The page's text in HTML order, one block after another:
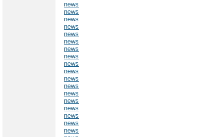
news
news
news
news
news
news
news
news
news
news
news
news
news
news
news
news
news
news